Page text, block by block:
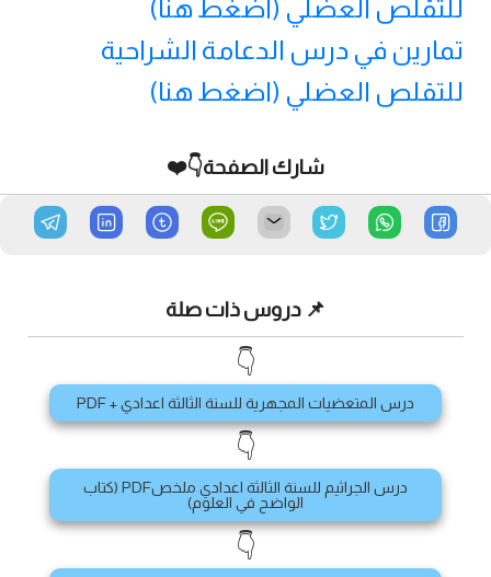
للتقلص العضلي (اضغط هنا)
تمارين في درس الدعامة الشراحية
للتقلص العضلي (اضغط هنا)
شارك الصفحة👇❤️
📌 دروس ذات صلة
👇
درس المتعضيات المجهرية للسنة الثالثة اعدادي + PDF
👇
درس الجراثيم للسنة الثالثة اعدادي ملخصPDF (كتاب
الواضح في العلوم)
👇